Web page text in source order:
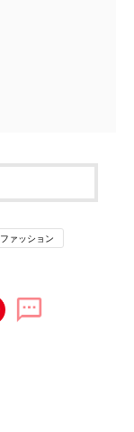
ファッション